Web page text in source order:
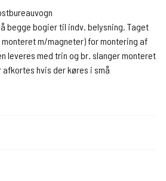
begge bogier til indv. belysning. Taget
m/magneter) for montering af
leveres med trin og br. slanger monteret
hvis der køres i små